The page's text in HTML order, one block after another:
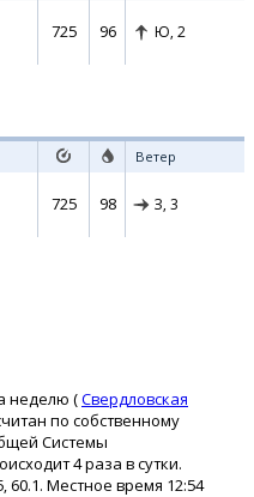
725 96 Ю, 2
Ветер
725 98 З, 3
неделю (Свердловская
по собственному
Системы
4 раза в сутки.
60.1. Местное время 12:54